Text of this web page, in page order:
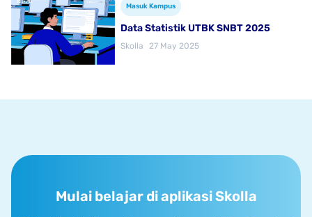
Masuk Kampus
Data Statistik UTBK SNBT 2025
Skolla 27 May 2025
Mulai belajar di aplikasi Skolla